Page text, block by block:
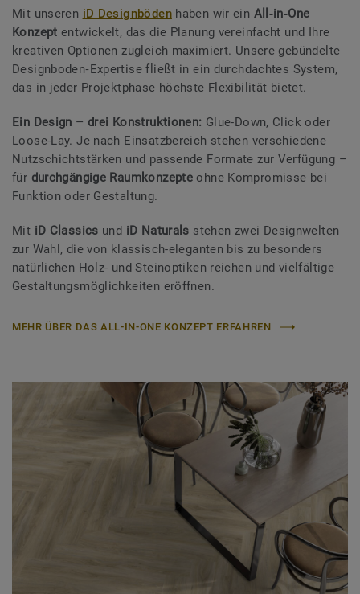
Mit unseren iD Designbödenhaben wir ein All‑in‑One
Konzept entwickelt, das die Planung vereinfacht und Ihre
kreativen Optionen zugleich maximiert. Unsere gebündelte
Designboden‑Expertise fließt in ein durchdachtes System,
das in jeder Projektphase höchste Flexibilität bietet.
Ein Design – drei Konstruktionen: Glue-Down, Click oder
Loose-Lay. Je nach Einsatzbereich stehen verschiedene
Nutzschichtstärken und passende Formate zur Verfügung –
für durchgängige Raumkonzepte ohne Kompromisse bei
Funktion oder Gestaltung.
Mit iD Classics und iD Naturals stehen zwei Designwelten
zur Wahl, die von klassisch-eleganten bis zu besonders
natürlichen Holz- und Steinoptiken reichen und vielfältige
Gestaltungsmöglichkeiten eröffnen.
MEHR ÜBER DAS ALL-IN-ONE KONZEPT ERFAHREN